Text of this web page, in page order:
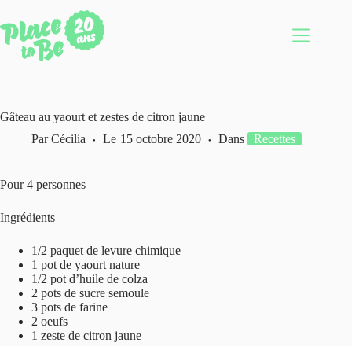
au
contenu
Gâteau au yaourt et zestes de citron jaune
Par Cécilia Le 15 octobre 2020 Dans Recettes
Pour 4 personnes
Ingrédients
1/2 paquet de levure chimique
1 pot de yaourt nature
1/2 pot d’huile de colza
2 pots de sucre semoule
3 pots de farine
2 oeufs
1 zeste de citron jaune